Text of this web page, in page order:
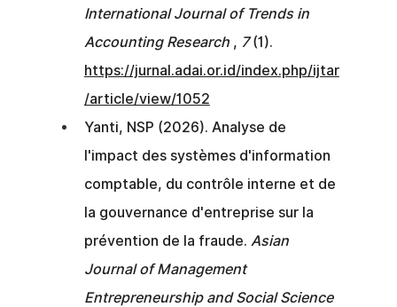
International Journal of Trends in
Accounting Research , 7 (1).
https://jurnal.adai.or.id/index.php/ijtar
/article/view/1052
Yanti, NSP (2026). Analyse de
l'impact des systèmes d'information
comptable, du contrôle interne et de
la gouvernance d'entreprise sur la
prévention de la fraude. Asian
Journal of Management
Entrepreneurship and Social Science